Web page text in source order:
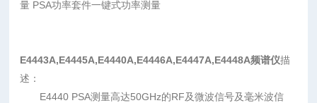
量 PSA功率套件一键式功率测量
E4443A,E4445A,E4440A,E4446A,E4447A,E4448A频谱仪描
述：
E4440 PSA测量高达50GHz的RF及微波信号及毫米波信